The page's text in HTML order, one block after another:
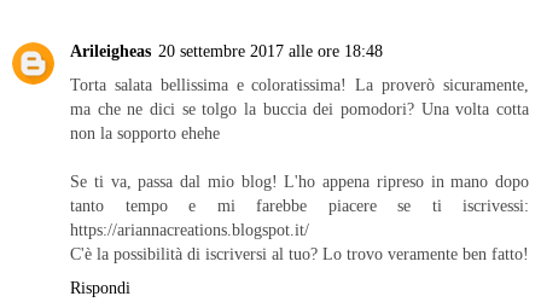
Arileigheas 20 settembre 2017 alle ore 18:48
Torta salata bellissima e coloratissima! La proverò sicuramente,
ma che ne dici se tolgo la buccia dei pomodori? Una volta cotta
non la sopporto ehehe
Se ti va, passa dal mio blog! L'ho appena ripreso in mano dopo
tanto tempo e mi farebbe piacere se ti iscrivessi:
https://ariannacreations.blogspot.it/
C'è la possibilità di iscriversi al tuo? Lo trovo veramente ben fatto!
Rispondi